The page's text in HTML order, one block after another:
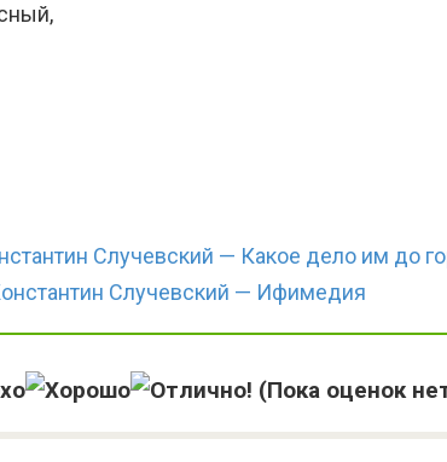
Случевский — Какое дело им до
Случевский — Ифимедия
(Пока оценок